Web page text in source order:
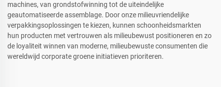
machines, van grondstofwinning tot de uiteindelijke
geautomatiseerde assemblage. Door onze milieuvriendelijke
verpakkingsoplossingen te kiezen, kunnen schoonheidsmarkten
hun producten met vertrouwen als milieubewust positioneren en zo
de loyaliteit winnen van moderne, milieubewuste consumenten die
wereldwijd corporate groene initiatieven prioriteren.